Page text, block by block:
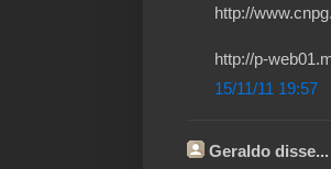
http://
http://p-
15/11/11 19:57
Geraldo disse...